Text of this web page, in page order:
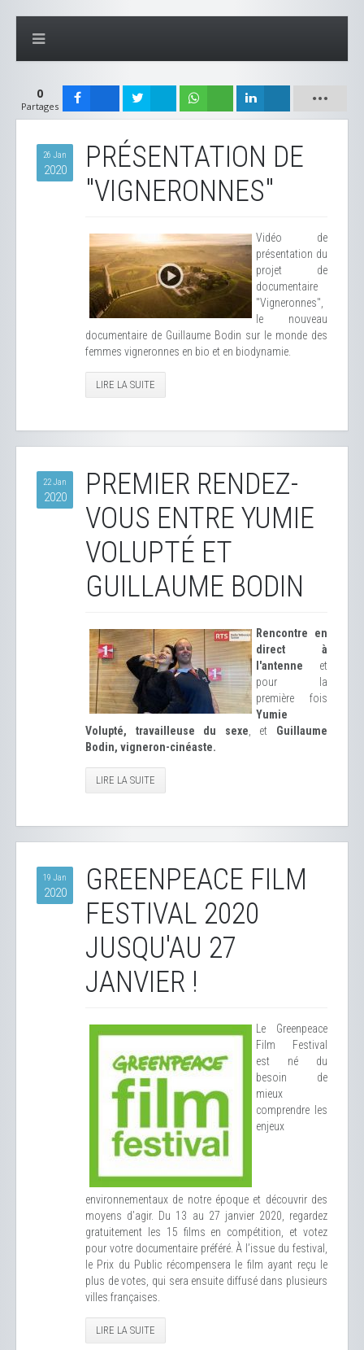
0
Partages
26 Jan
2020
PRÉSENTATION DE
"VIGNERONNES"
Vidéo de
présentation du
projet de
documentaire
"Vigneronnes",
le nouveau
documentaire de Guillaume Bodin sur le monde des
femmes vigneronnes en bio et en biodynamie.
LIRE LA SUITE
22 Jan
2020
PREMIER RENDEZ-
VOUS ENTRE YUMIE
VOLUPTÉ ET
GUILLAUME BODIN
Rencontre en
direct à
l'antenne et
pour la
première fois
Yumie
Volupté, travailleuse du sexe , et Guillaume
Bodin, vigneron-cinéaste.
LIRE LA SUITE
19 Jan
2020
GREENPEACE FILM
FESTIVAL 2020
JUSQU'AU 27
JANVIER !
Le Greenpeace
Film Festival
est né du
besoin de
mieux
comprendre les
enjeux
environnementaux de notre époque et découvrir des
moyens d’agir. Du 13 au 27 janvier 2020, regardez
gratuitement les 15 films en compétition, et votez
pour votre documentaire préféré. À l’issue du festival,
le Prix du Public récompensera le film ayant reçu le
plus de votes, qui sera ensuite diffusé dans plusieurs
villes françaises.
LIRE LA SUITE